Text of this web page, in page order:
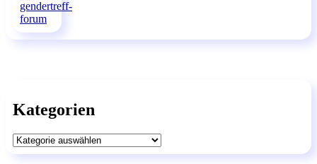
Kategorien
Kategorien